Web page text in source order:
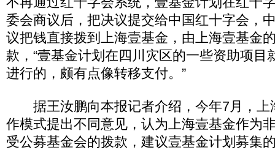
委会商议后，把决议提交给中国红十字会，
议把钱直接拨到上海壹基金，由上海壹基金
款，“壹基金计划在四川灾区的一些资助项目
进行的，颇有点像转移支付。”
据王汝鹏向本报记者介绍，今年7月，上
作模式提出不同意见，认为上海壹基金作为
受公募基金会的拨款，建议壹基金计划募集